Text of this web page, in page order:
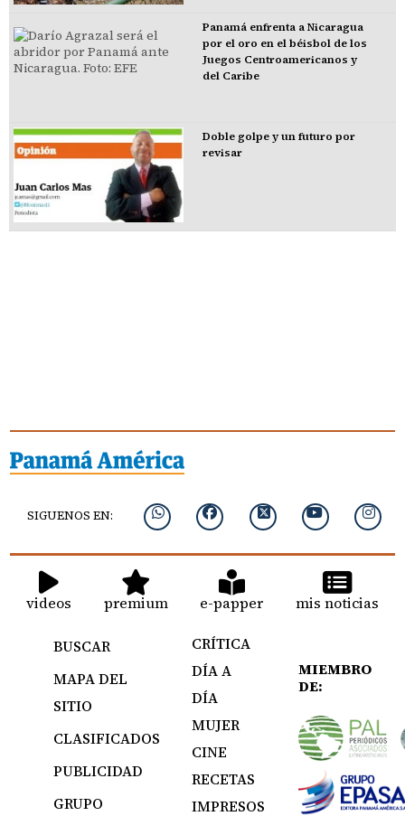
Panamá enfrenta a Nicaragua
por el oro en el béisbol de los
Juegos Centroamericanos y
del Caribe
Doble golpe y un futuro por
revisar
SIGUENOS EN:
videos premium e-papper mis noticias
BUSCAR
MAPA DEL
SITIO
CLASIFICADOS
PUBLICIDAD
GRUPO
CRÍTICA
DÍA A
DÍA
MUJER
CINE
RECETAS
IMPRESOS
MIEMBRO
DE: